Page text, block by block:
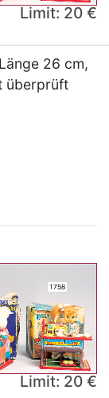
Limit: 20 €
26 cm,
überprüft
Limit: 20 €